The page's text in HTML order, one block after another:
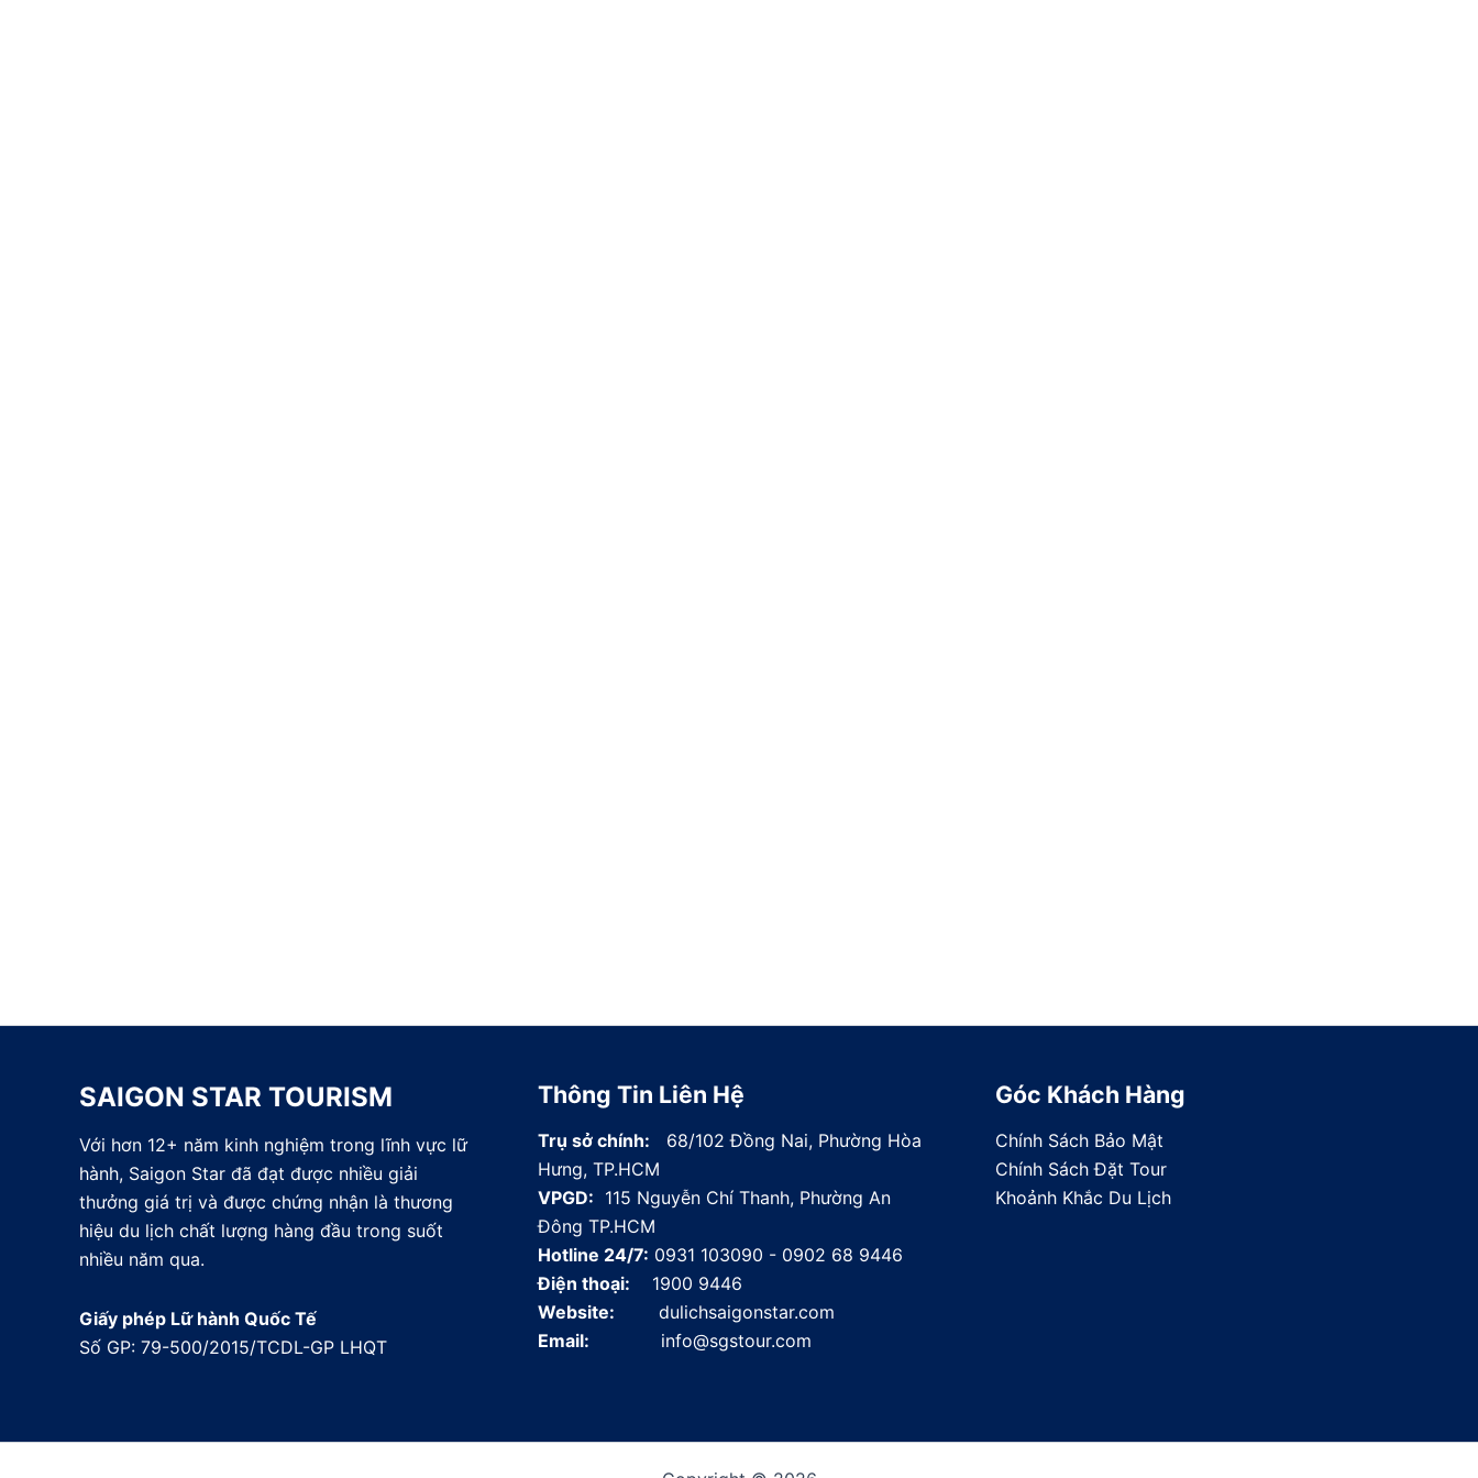
SAIGON STAR TOURISM
Với hơn 12+ năm kinh nghiệm trong lĩnh vực lữ
hành, Saigon Star đã đạt được nhiều giải
thưởng giá trị và được chứng nhận là thương
hiệu du lịch chất lượng hàng đầu trong suốt
nhiều năm qua.
Giấy phép Lữ hành Quốc Tế
Số GP: 79-500/2015/TCDL-GP LHQT
Thông Tin Liên Hệ
Trụ sở chính: 68/102 Đồng Nai, Phường Hòa
Hưng, TP.HCM
VPGD: 115 Nguyễn Chí Thanh, Phường An
Đông TP.HCM
Hotline 24/7: 0931 103090 - 0902 68 9446
Điện thoại: 1900 9446
Website: dulichsaigonstar.com
Email: info@sgstour.com
Góc Khách Hàng
Chính Sách Bảo Mật
Chính Sách Đặt Tour
Khoảnh Khắc Du Lịch